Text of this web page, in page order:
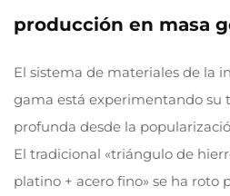
producción en masa
El sistema de materiales de la
gama está experimentando su
profunda desde la
El tradicional «triángulo de
platino + acero fino» se ha roto